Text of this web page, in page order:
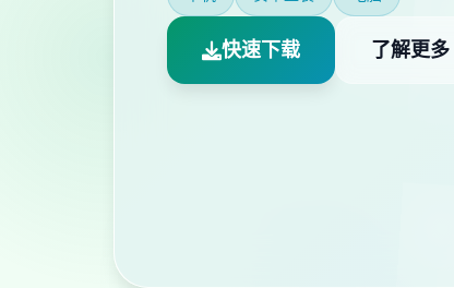
快速下载 了解更多